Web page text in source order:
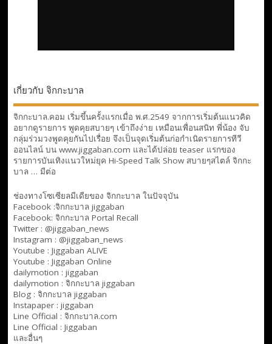
เกี่ยวกับ จิกกะบาล
จิกกะบาล.คอม เริ่มขึ้นครั้งแรกเมื่อ พ.ศ.2549 จากการเริ่มต้นแนวคิด
อยากดูรายการ พูดคุยสบายๆ เข้าถึงง่าย เหมือนเพื่อนสนิท พี่น้อง จับ
กลุ่มร่วมวงพูดคุยกันไปเรื่อย จึงเป็นจุดเริ่มต้นก่อกำเนิดรายการทีวี
ออนไลน์ บน www.jiggaban.com และได้ปล่อย teaser แรกของ
รายการบันเทิงแนวใหม่ยุค Hi-Speed Talk Show สบายๆสไตล์ จิกกะ
บาล … มีต่อ
ช่องทางโซเซียลมีเดียของ จิกกะบาล ในปัจจุบัน
Facebook :จิกกะบาล jiggaban
Facebook: จิกกะบาล Portal Recall
Twitter : @jiggaban_news
Instagram : @jiggaban_news
Youtube : Jiggaban ALIVE
Youtube : Jiggaban Online
dailymotion : jiggaban
dailymotion : จิกกะบาล jiggaban
Blog : จิกกะบาล jiggaban
Instapaper : jiggaban
Line Official : จิกกะบาล.com
Line Official : Jiggaban
และอื่นๆ